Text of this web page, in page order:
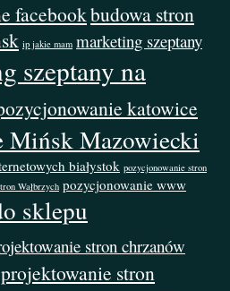
facebookbudowa stron
ip jakie mam marketing szeptany
szeptany na
katowice
Mińsk Mazowiecki
białystok pozycjonowanie stron
Wałbrzych pozycjonowanie www
sklepu
stron chrzanów
projektowanie stron